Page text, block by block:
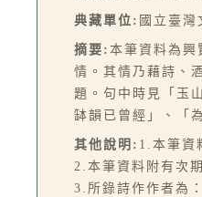
典藏單位: 國立臺灣
摘要: 本筆資料為興
情。其情乃藉詩、
題。句中時見「玉
缽韻已曾經」、「
其他說明: 1.本筆資
2.本筆資料附有次
3.所錄詩作作者為